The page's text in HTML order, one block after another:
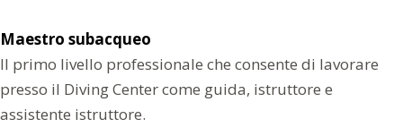
Maestro subacqueo
Il primo livello professionale che consente di lavorare
presso il Diving Center come guida, istruttore e
assistente istruttore.